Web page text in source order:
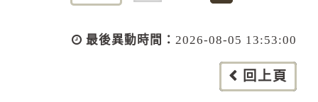
最後異動時間： 2026-08-05 13:53:00
回上頁